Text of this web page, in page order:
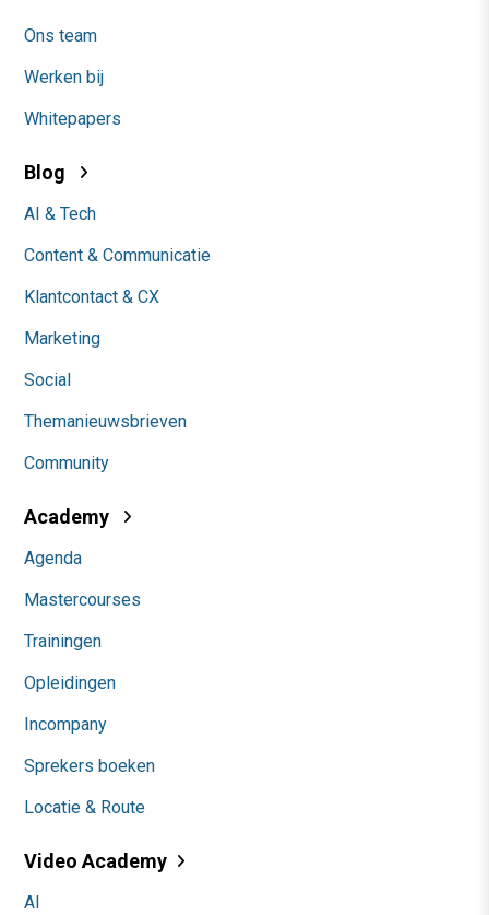
Ons team
Werken bij
Whitepapers
Blog
AI & Tech
Content & Communicatie
Klantcontact & CX
Marketing
Social
Themanieuwsbrieven
Community
Academy
Agenda
Mastercourses
Trainingen
Opleidingen
Incompany
Sprekers boeken
Locatie & Route
Video Academy
AI